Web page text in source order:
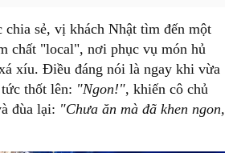
chia sẻ, vị khách Nhật tìm đến một
chất "local", nơi phục vụ món hủ
xíu. Điều đáng nói là ngay khi vừa
thốt lên: "Ngon!", khiến cô chủ
đùa lại: "Chưa ăn mà đã khen ngon,